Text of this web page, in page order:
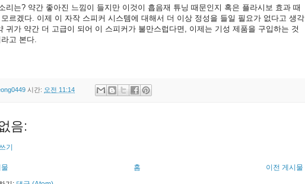
리는? 약간 좋아진 느낌이 들지만 이것이 흡음재 튜닝 때문인지 혹은 플라시보 효과 때
르겠다. 이제 이 자작 스피커 시스템에 대해서 더 이상 정성을 들일 필요가 없다고 생각
귀가 약간 더 고급이 되어 이 스피커가 불만스럽다면, 이제는 기성 제품을 구입하는 것
고 본다.
시간: 오전 11:14
음:
기
이전 게시물
홈